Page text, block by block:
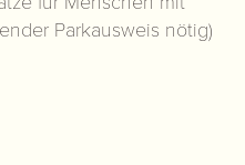
Parkausweis nötig)